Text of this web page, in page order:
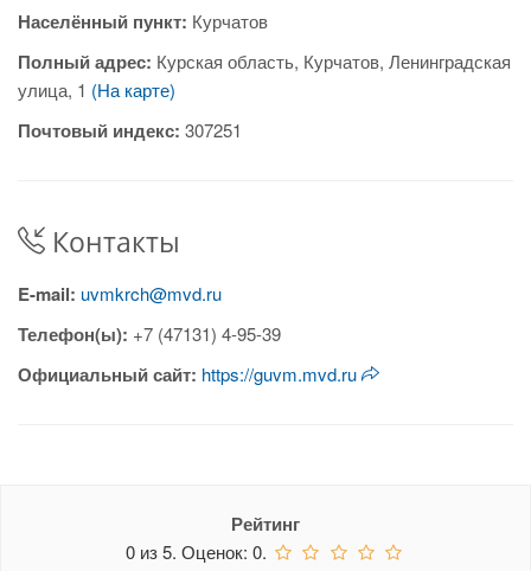
Населённый пункт: Курчатов
Полный адрес: Курская область, Курчатов, Ленинградская
улица, 1 (На карте)
Почтовый индекс: 307251
Контакты
E-mail: uvmkrch@mvd.ru
Телефон(ы): +7 (47131) 4-95-39
Официальный сайт: https://guvm.mvd.ru
Рейтинг
0 из5. Оценок:0.